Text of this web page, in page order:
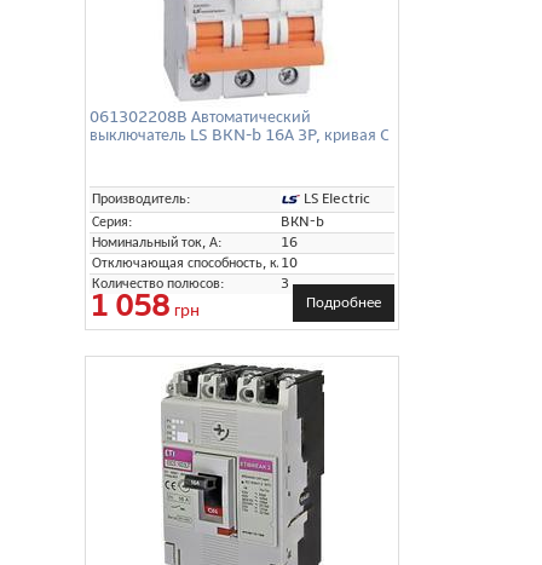
061302208B Автоматический
выключатель LS BKN-b 16А 3P, кривая C
Производитель:
LS Electric
Серия:
BKN-b
Номинальный ток, А:
16
Отключающая способность, кА:10
Количество полюсов:
3
1 058 грн Подробнее